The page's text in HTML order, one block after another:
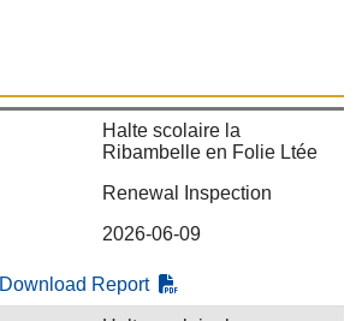
Halte scolaire la
Ribambelle en Folie Ltée
Renewal Inspection
2026-06-09
Download Report